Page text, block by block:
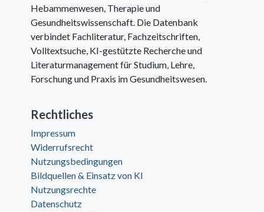
Hebammenwesen, Therapie und
Gesundheitswissenschaft. Die Datenbank
verbindet Fachliteratur, Fachzeitschriften,
Volltextsuche, KI-gestützte Recherche und
Literaturmanagement für Studium, Lehre,
Forschung und Praxis im Gesundheitswesen.
Rechtliches
Impressum
Widerrufsrecht
Nutzungsbedingungen
Bildquellen & Einsatz von KI
Nutzungsrechte
Datenschutz